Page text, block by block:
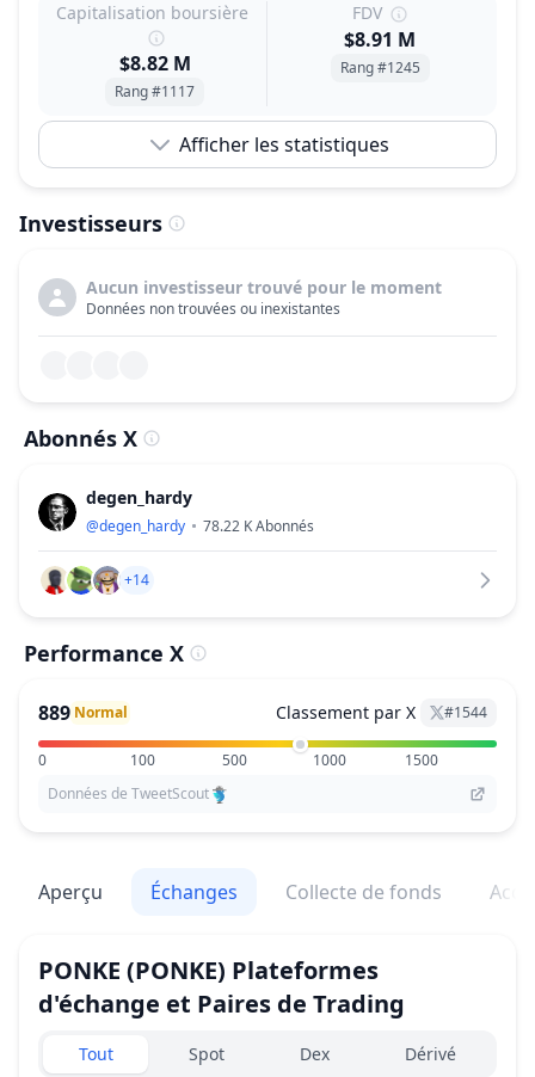
Capitalisation boursière
$8.82 M
Rang #1117
FDV
$8.91 M
Rang #1245
Afficher les statistiques
Investisseurs
Aucun investisseur trouvé pour le moment
Données non trouvées ou inexistantes
Abonnés X
degen_hardy
@degen_hardy 78.22 KAbonnés
+14
Performance X
889 Normal Classement par X #1544
0 100 500 1000
1500
Données de TweetScout
Aperçu Échanges Collecte de fonds
PONKE (PONKE) Plateformes
d'échange et Paires de Trading
Exchanges type
Tout Spot Dex Dérivé